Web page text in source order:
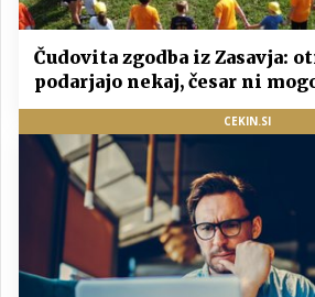
Čudovita zgodba iz Zasavja:
podarjajo nekaj, česar ni
CEKIN.SI